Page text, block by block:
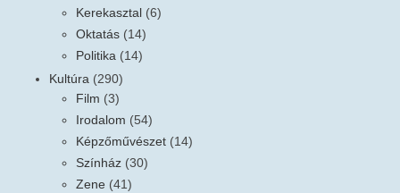
Kerekasztal (6)
Oktatás (14)
Politika (14)
Kultúra (290)
Film (3)
Irodalom (54)
Képzőművészet (14)
Színház (30)
Zene (41)